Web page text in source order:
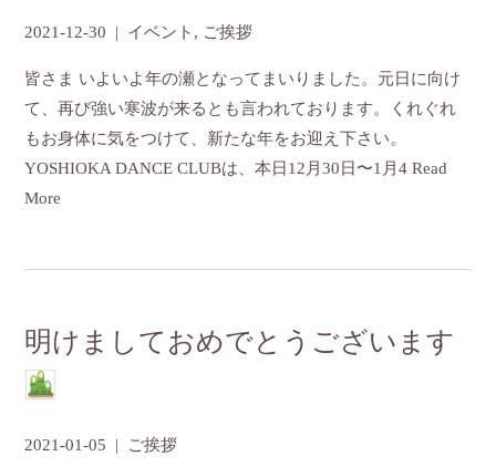
2021-12-30 | イベント , ご挨拶
皆さま いよいよ年の瀬となってまいりました。元日に向け
て、再び強い寒波が来るとも言われております。くれぐれ
もお身体に気をつけて、新たな年をお迎え下さい。
YOSHIOKA DANCE CLUBは、本日12月30日〜1月4Read
More
明けましておめでとうございます
2021-01-05 | ご挨拶